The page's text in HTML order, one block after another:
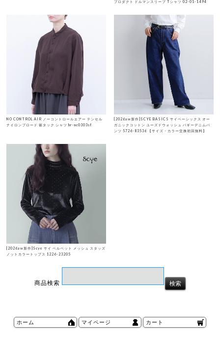
プロダクト ドルマンスリーブ Tシャツ 02-01-1494
NO CONTROL AIR ノーコントロールエアー テンセル
ナイロンブロード 裾タック シャツ hr-nc0303sf
[2026aw新作]SCYE BASICS サイベーシックス オー
ガニックコットン ユーズドウォッシュ バギーデニムパ
ンツ 5726-83536 【サイズ・カラー交換初回無料】
[2026aw新作]Scye サイ ベルベット メッシュ スタッズ
ノットカラートップス 1226-23205
商品検索
ホーム マイページ カート